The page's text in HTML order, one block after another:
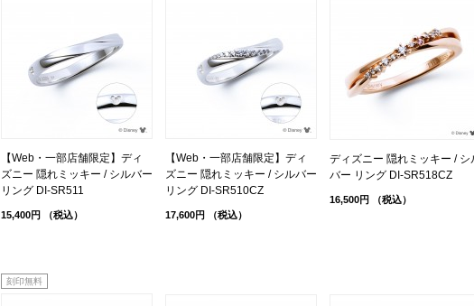
【Web・一部店舗限定】ディ
ズニー 隠れミッキー / シルバー
リング DI-SR511
15,400円 （税込）
【Web・一部店舗限定】ディ
ズニー 隠れミッキー / シルバー
リング DI-SR510CZ
17,600円 （税込）
ディズニー 隠れミッキー / シ
バー リング DI-SR518CZ
16,500円 （税込）
刻印無料